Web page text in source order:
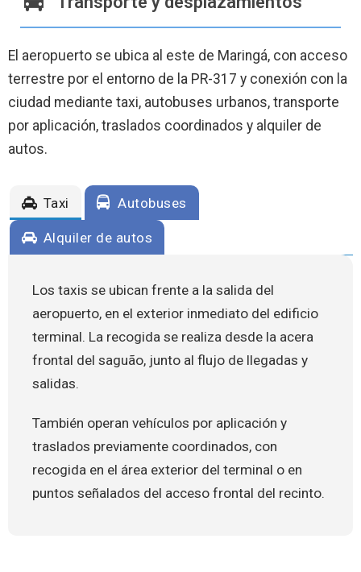
El aeropuerto se ubica al este de Maringá, con acceso
terrestre por el entorno de la PR-317 y conexión con la
ciudad mediante taxi, autobuses urbanos, transporte
por aplicación, traslados coordinados y alquiler de
autos.
Taxi Autobuses
Alquiler de autos
Los taxis se ubican frente a la salida del
aeropuerto, en el exterior inmediato del edificio
terminal. La recogida se realiza desde la acera
frontal del saguão, junto al flujo de llegadas y
salidas.
También operan vehículos por aplicación y
traslados previamente coordinados, con
recogida en el área exterior del terminal o en
puntos señalados del acceso frontal del recinto.